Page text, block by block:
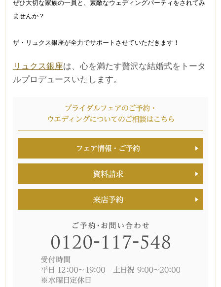
ぜひ大切な家族の一員と、素敵なウェディングパーティをされてみ
ませんか？
ザ・リュクス銀座が全力でサポートさせていただきます！
リュクス銀座は、心を満たす贅沢な結婚式をトータ
ルプロデュースいたします。